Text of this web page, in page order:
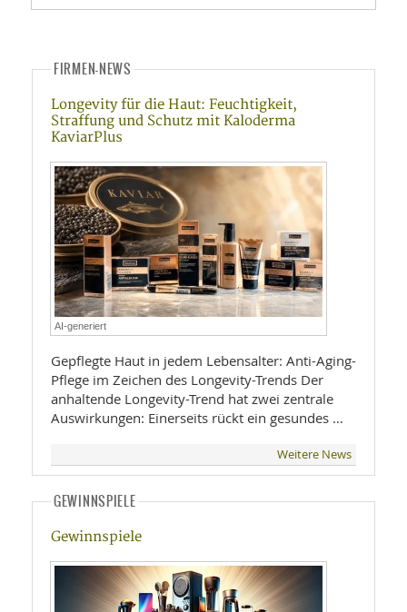
FIRMEN-NEWS
Longevity für die Haut: Feuchtigkeit,
Straffung und Schutz mit Kaloderma
KaviarPlus
AI-generiert
Gepflegte Haut in jedem Lebensalter: Anti-Aging-
Pflege im Zeichen des Longevity-Trends Der
anhaltende Longevity-Trend hat zwei zentrale
Auswirkungen: Einerseits rückt ein gesundes …
Weitere News
GEWINNSPIELE
Gewinnspiele